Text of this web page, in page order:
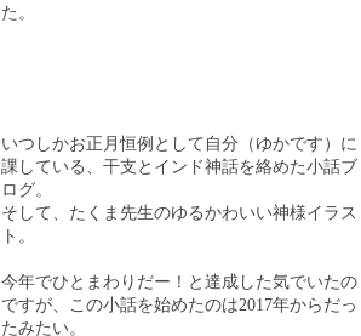
た。
いつしかお正月恒例として自分（ゆかです）に
課している、干支とインド神話を絡めた小話ブ
ログ。
そして、たくま先生のゆるかわいい神様イラス
ト。
今年でひとまわりだー！と達成した気でいたの
ですが、この小話を始めたのは2017年からだっ
たみたい。